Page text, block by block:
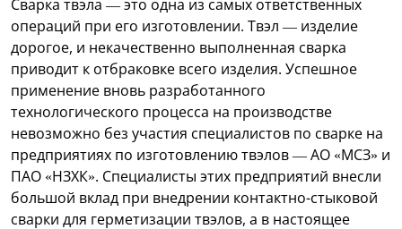
Сварка твэла — это одна из самых ответственных
операций при его изготовлении. Твэл — изделие
дорогое, и некачественно выполненная сварка
приводит к отбраковке всего изделия. Успешное
применение вновь разработанного
технологического процесса на производстве
невозможно без участия специалистов по сварке на
предприятиях по изготовлению твэлов — АО «МСЗ» и
ПАО «НЗХК». Специалисты этих предприятий внесли
большой вклад при внедрении контактно-стыковой
сварки для герметизации твэлов, а в настоящее